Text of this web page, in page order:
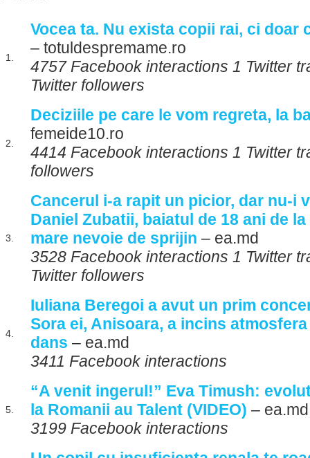
1.
Vocea ta. Nu exista copii rai, ci doar
– totuldespremame.ro
4757 Facebook interactions 1 Twitter
Twitter followers
2.
Deciziile pe care le vom regreta, la
femeide10.ro
4414 Facebook interactions 1 Twitter
followers
3.
Cancerul i-a rapit un picior, dar nu-i
Daniel Zubatii, baiatul de 18 ani de
mare nevoie de sprijin – ea.md
3528 Facebook interactions 1 Twitter
Twitter followers
4.
Iuliana Beregoi a avut un prim
Sora ei, Anisoara, a incins
dans – ea.md
3411 Facebook interactions
5.
“A venit ingerul!” Eva Timush:
la Romanii au Talent (VIDEO) – ea.md
3199 Facebook interactions